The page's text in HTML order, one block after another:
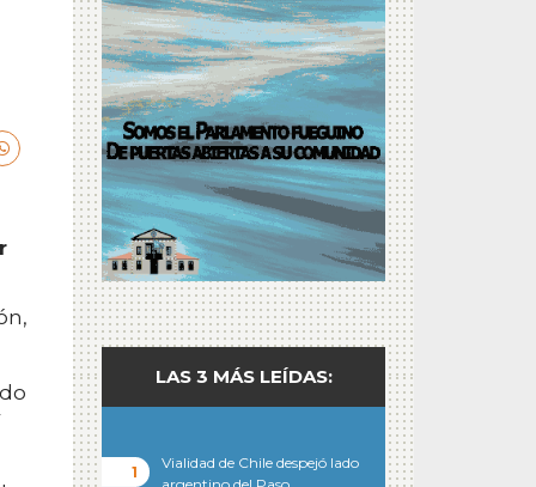
LAS 3 MÁS LEÍDAS:
Vialidad de Chile despejó lado